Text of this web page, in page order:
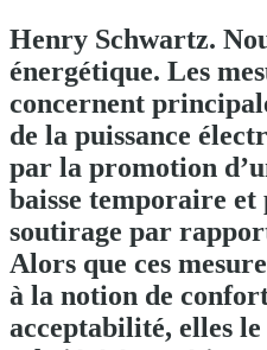
Henry Schwartz.
énergétique. Les
concernent
de la puissance
par la promotion
baisse temporaire et
soutirage par
Alors que ces
à la notion de
acceptabilité, elles